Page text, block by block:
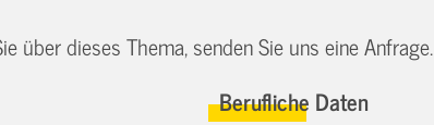
über dieses Thema, senden Sie uns eine Anfrage.
Berufliche Daten